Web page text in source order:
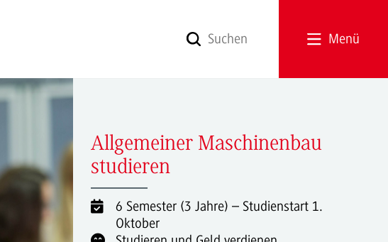
Menü
Allgemeiner Maschinenbau
studieren
6 Semester (3 Jahre) – Studienstart 1.
Oktober